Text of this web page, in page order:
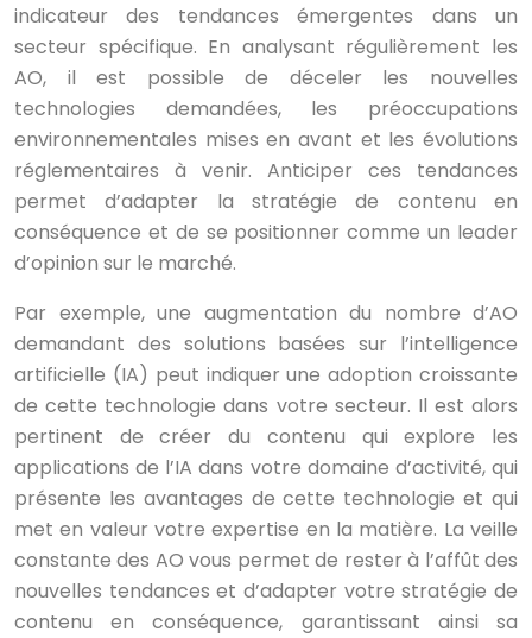
indicateur des tendances émergentes dans un
secteur spécifique. En analysant régulièrement les
AO, il est possible de déceler les nouvelles
technologies demandées, les préoccupations
environnementales mises en avant et les évolutions
réglementaires à venir. Anticiper ces tendances
permet d’adapter la stratégie de contenu en
conséquence et de se positionner comme un leader
d’opinion sur le marché.
Par exemple, une augmentation du nombre d’AO
demandant des solutions basées sur l’intelligence
artificielle (IA) peut indiquer une adoption croissante
de cette technologie dans votre secteur. Il est alors
pertinent de créer du contenu qui explore les
applications de l’IA dans votre domaine d’activité, qui
présente les avantages de cette technologie et qui
met en valeur votre expertise en la matière. La veille
constante des AO vous permet de rester à l’affût des
nouvelles tendances et d’adapter votre stratégie de
contenu en conséquence, garantissant ainsi sa